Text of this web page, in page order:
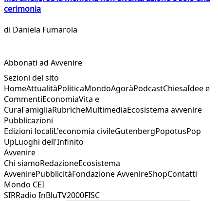
cerimonia
di Daniela Fumarola
Abbonati ad Avvenire
Sezioni del sito
HomeAttualitàPoliticaMondoAgoràPodcastChiesaIdee e
CommentiEconomiaVita e
CuraFamigliaRubricheMultimediaEcosistema avvenire
Pubblicazioni
Edizioni localiL'economia civileGutenbergPopotusPop
UpLuoghi dell'Infinito
Avvenire
Chi siamoRedazioneEcosistema
AvvenirePubblicitàFondazione AvvenireShopContatti
Mondo CEI
SIRRadio InBluTV2000FISC